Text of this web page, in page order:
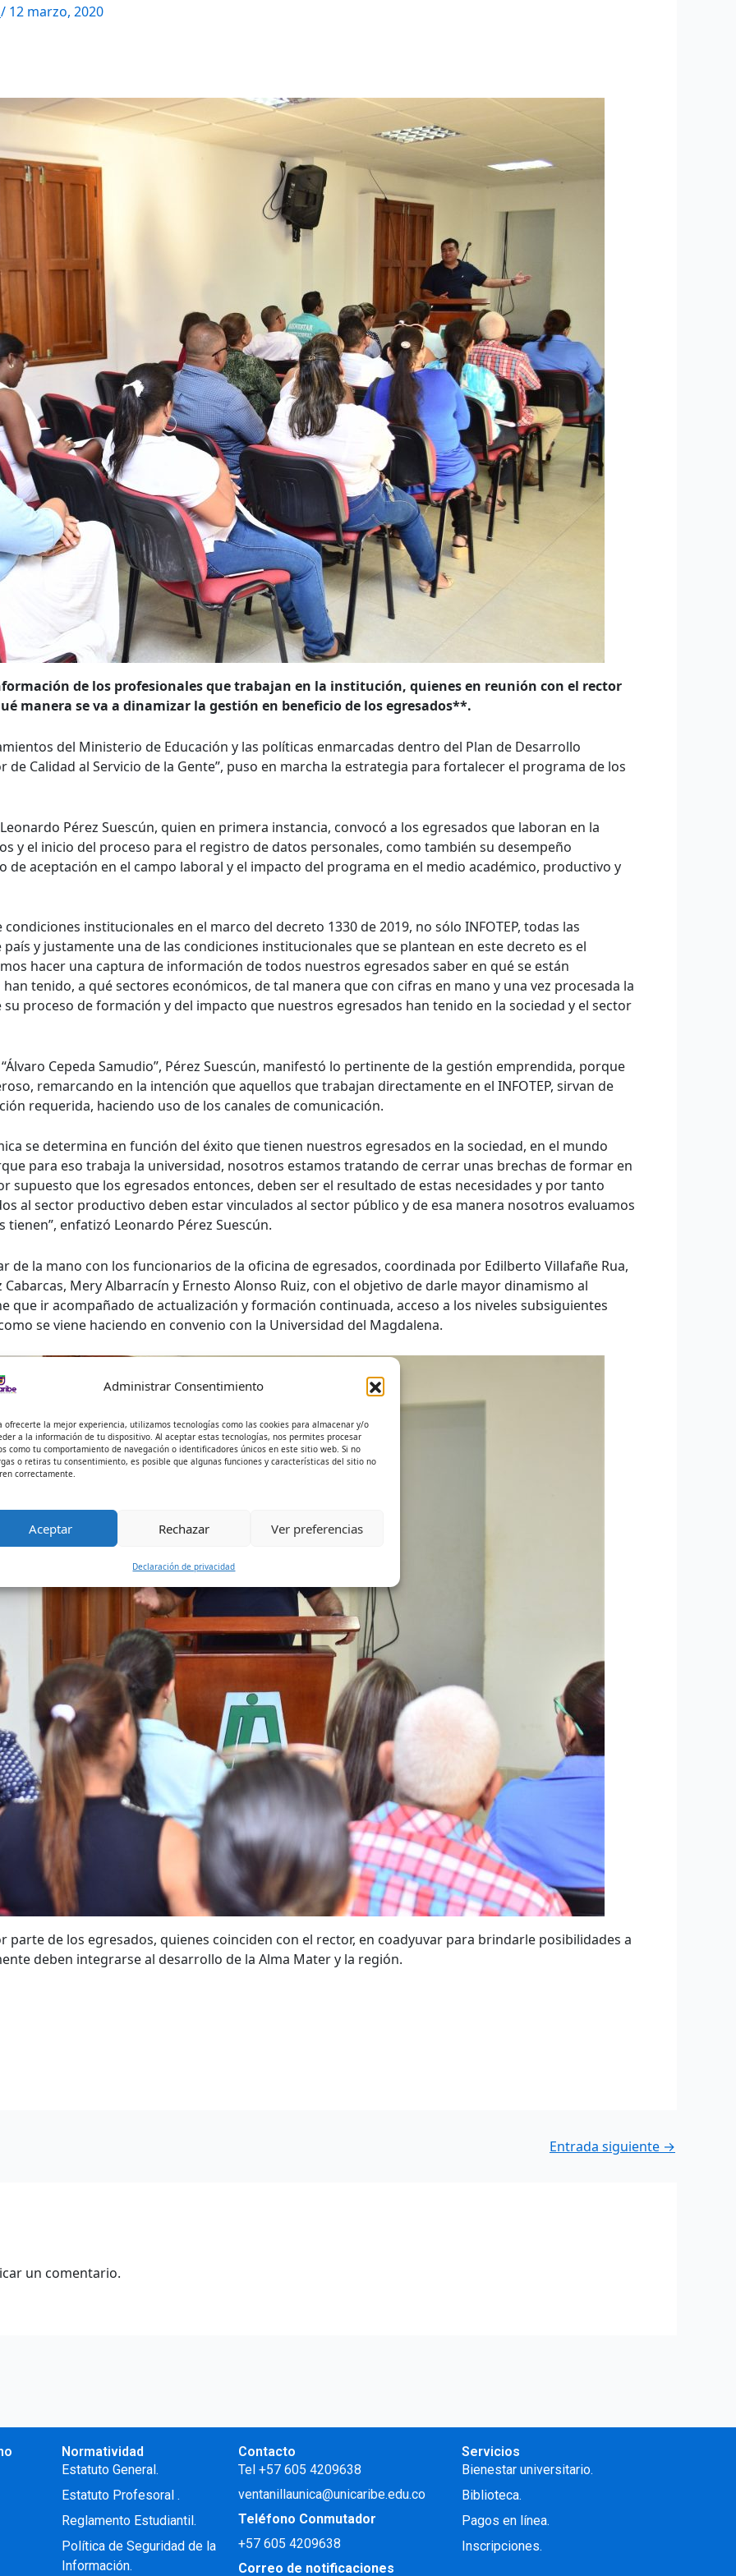
Administrar Consentimiento
ofrecerte la mejor experiencia, utilizamos tecnologías como las cookies para almacenar y/o
a la información de tu dispositivo. Al aceptar estas tecnologías, nos permites procesar
como tu comportamiento de navegación o identificadores únicos en este sitio web. Si no
o retiras tu consentimiento, es posible que algunas funciones y características del sitio no
correctamente.
Aceptar Rechazar Ver preferencias
Declaración de privacidad
/ 12 marzo, 2020
de los profesionales que trabajan en la institución, quienes en reunión con el rector
manera se va a dinamizar la gestión en beneficio de los egresados**.
del Ministerio de Educación y las políticas enmarcadas dentro del Plan de Desarrollo
de Calidad al Servicio de la Gente”, puso en marcha la estrategia para fortalecer el programa de los
Pérez Suescún, quien en primera instancia, convocó a los egresados que laboran en la
y el inicio del proceso para el registro de datos personales, como también su desempeño
aceptación en el campo laboral y el impacto del programa en el medio académico, productivo y
condiciones institucionales en el marco del decreto 1330 de 2019, no sólo INFOTEP, todas las
y justamente una de las condiciones institucionales que se plantean en este decreto es el
hacer una captura de información de todos nuestros egresados saber en qué se están
tenido, a qué sectores económicos, de tal manera que con cifras en mano y una vez procesada la
proceso de formación y del impacto que nuestros egresados han tenido en la sociedad y el sector
Cepeda Samudio”, Pérez Suescún, manifestó lo pertinente de la gestión emprendida, porque
remarcando en la intención que aquellos que trabajan directamente en el INFOTEP, sirvan de
requerida, haciendo uso de los canales de comunicación.
se determina en función del éxito que tienen nuestros egresados en la sociedad, en el mundo
para eso trabaja la universidad, nosotros estamos tratando de cerrar unas brechas de formar en
supuesto que los egresados entonces, deben ser el resultado de estas necesidades y por tanto
al sector productivo deben estar vinculados al sector público y de esa manera nosotros evaluamos
enfatizó Leonardo Pérez Suescún.
de la mano con los funcionarios de la oficina de egresados, coordinada por Edilberto Villafañe Rua,
Mery Albarracín y Ernesto Alonso Ruiz, con el objetivo de darle mayor dinamismo al
que ir acompañado de actualización y formación continuada, acceso a los niveles subsiguientes
se viene haciendo en convenio con la Universidad del Magdalena.
de los egresados, quienes coinciden con el rector, en coadyuvar para brindarle posibilidades a
deben integrarse al desarrollo de la Alma Mater y la región.
Entrada siguiente →
un comentario.
Normatividad
Estatuto General.
Estatuto Profesoral .
Reglamento Estudiantil.
Política de Seguridad de la
Información.
Contacto
Tel +57 605 4209638
ventanillaunica@unicaribe.edu.co
Teléfono Conmutador
+57605 4209638
Correo de notificaciones
Servicios
Bienestar universitario.
Biblioteca.
Pagos en línea.
Inscripciones.